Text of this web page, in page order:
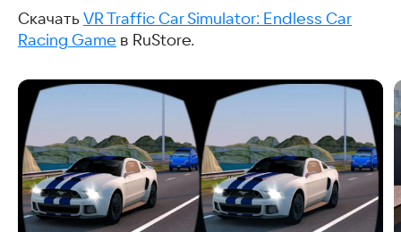
Скачать VR Traffic Car Simulator: Endless Car
Racing Game в RuStore.